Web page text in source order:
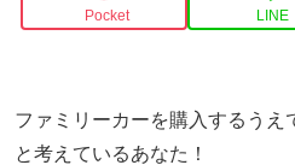
Pocket LINE
ファミリーカーを購入するうえ
と考えているあなた！